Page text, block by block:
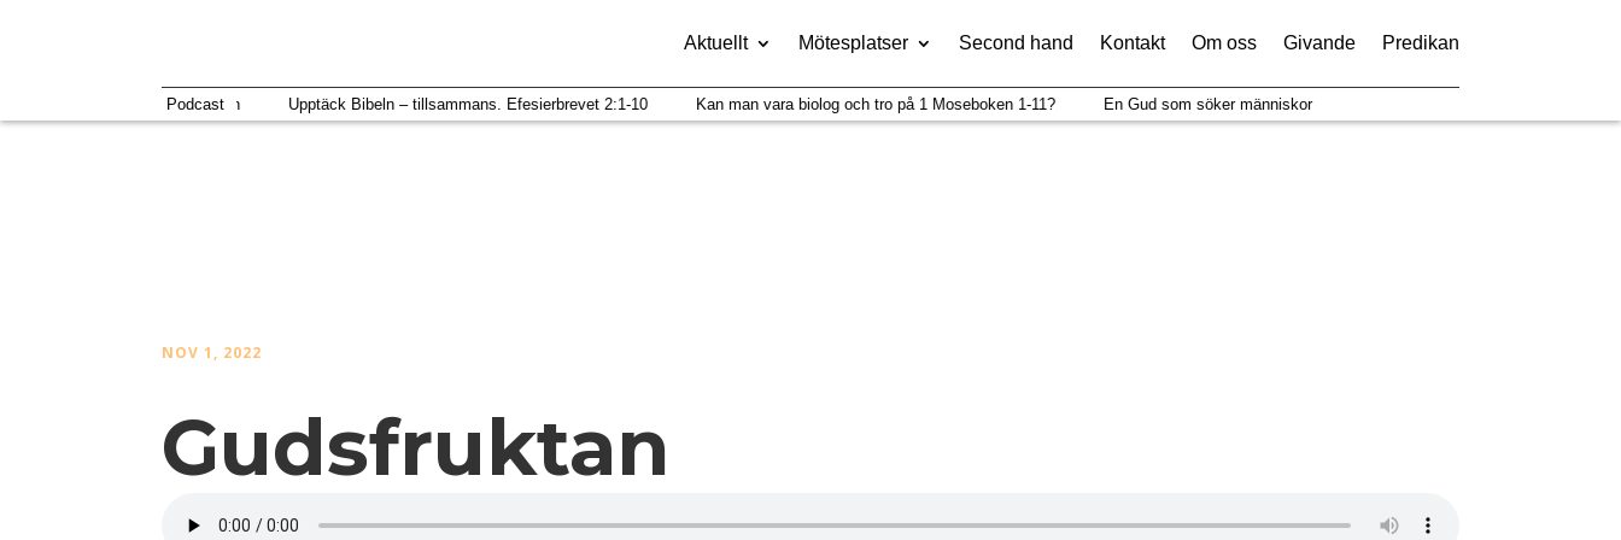
Aktuellt Mötesplatser Second hand Kontakt Om oss Givande Predikan
Podcast
Ordet & Anden Upptäck Bibeln – tillsammans. Efesierbrevet 2:1-10 Kan man vara biolog och tro på 1 Moseboken 1-11? En Gud som söker människor
NOV 1, 2022
Gudsfruktan